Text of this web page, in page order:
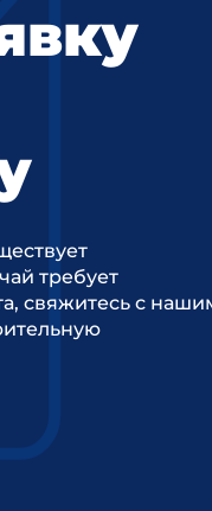
требует
свяжитесь с